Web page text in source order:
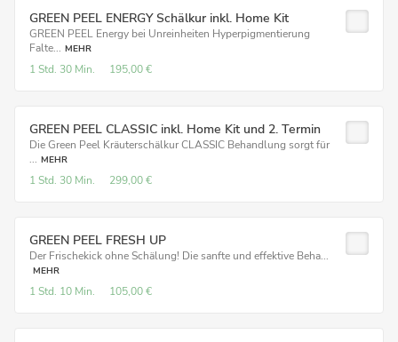
GREEN PEEL ENERGY Schälkur inkl. Home Kit
GREEN PEEL Energy bei Unreinheiten Hyperpigmentierung
Falte... MEHR
1 Std. 30 Min. 195,00 €
GREEN PEEL CLASSIC inkl. Home Kit und 2. Termin
Die Green Peel Kräuterschälkur CLASSIC Behandlung sorgt für
... MEHR
1 Std. 30 Min. 299,00 €
GREEN PEEL FRESH UP
Der Frischekick ohne Schälung! Die sanfte und effektive Beha...
MEHR
1 Std. 10 Min. 105,00 €